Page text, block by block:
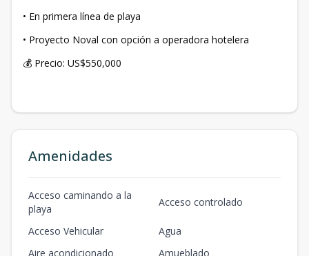
•⁠ ⁠En primera línea de playa
•⁠ ⁠Proyecto Noval con opción a operadora hotelera
💰 Precio: US$550,000
Amenidades
Acceso caminando a la
playa
Acceso controlado
Acceso Vehicular
Agua
Aire acondicionado
Amueblado